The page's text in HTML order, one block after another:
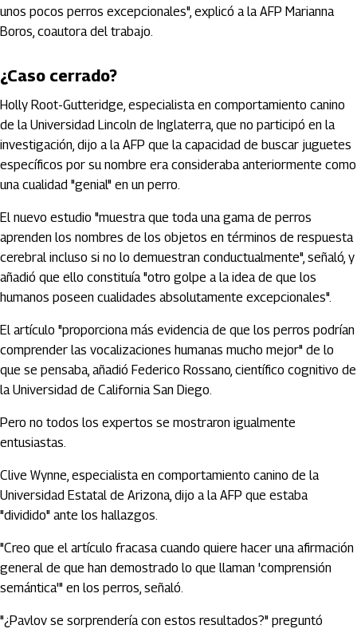
unos pocos perros excepcionales", explicó a la AFP Marianna
Boros, coautora del trabajo.
¿Caso cerrado?
Holly Root-Gutteridge, especialista en comportamiento canino
de la Universidad Lincoln de Inglaterra, que no participó en la
investigación, dijo a la AFP que la capacidad de buscar juguetes
específicos por su nombre era consideraba anteriormente como
una cualidad "genial" en un perro.
El nuevo estudio "muestra que toda una gama de perros
aprenden los nombres de los objetos en términos de respuesta
cerebral incluso si no lo demuestran conductualmente", señaló, y
añadió que ello constituía "otro golpe a la idea de que los
humanos poseen cualidades absolutamente excepcionales".
El artículo "proporciona más evidencia de que los perros podrían
comprender las vocalizaciones humanas mucho mejor" de lo
que se pensaba, añadió Federico Rossano, científico cognitivo de
la Universidad de California San Diego.
Pero no todos los expertos se mostraron igualmente
entusiastas.
Clive Wynne, especialista en comportamiento canino de la
Universidad Estatal de Arizona, dijo a la AFP que estaba
"dividido" ante los hallazgos.
"Creo que el artículo fracasa cuando quiere hacer una afirmación
general de que han demostrado lo que llaman 'comprensión
semántica'" en los perros, señaló.
"¿Pavlov se sorprendería con estos resultados?" preguntó